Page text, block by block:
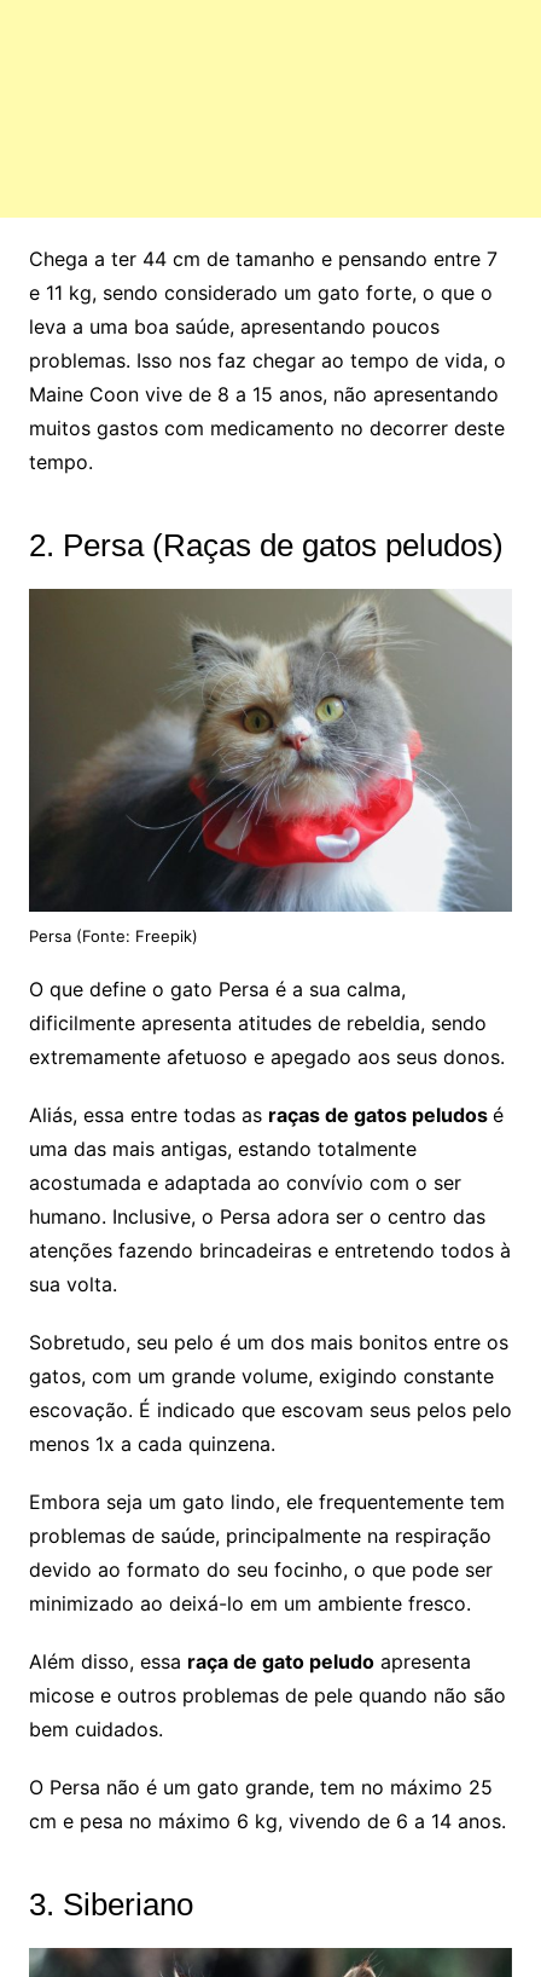
Chega a ter 44 cm de tamanho e pensando entre 7
e 11 kg, sendo considerado um gato forte, o que o
leva a uma boa saúde, apresentando poucos
problemas. Isso nos faz chegar ao tempo de vida, o
Maine Coon vive de 8 a 15 anos, não apresentando
muitos gastos com medicamento no decorrer deste
tempo.
2. Persa (Raças de gatos peludos)
Persa (Fonte: Freepik)
O que define o gato Persa é a sua calma,
dificilmente apresenta atitudes de rebeldia, sendo
extremamente afetuoso e apegado aos seus donos.
Aliás, essa entre todas as raças de gatos peludos é
uma das mais antigas, estando totalmente
acostumada e adaptada ao convívio com o ser
humano. Inclusive, o Persa adora ser o centro das
atenções fazendo brincadeiras e entretendo todos à
sua volta.
Sobretudo, seu pelo é um dos mais bonitos entre os
gatos, com um grande volume, exigindo constante
escovação. É indicado que escovam seus pelos pelo
menos 1x a cada quinzena.
Embora seja um gato lindo, ele frequentemente tem
problemas de saúde, principalmente na respiração
devido ao formato do seu focinho, o que pode ser
minimizado ao deixá-lo em um ambiente fresco.
Além disso, essa raça de gato peludoapresenta
micose e outros problemas de pele quando não são
bem cuidados.
O Persa não é um gato grande, tem no máximo 25
cm e pesa no máximo 6 kg, vivendo de 6 a 14 anos.
3. Siberiano